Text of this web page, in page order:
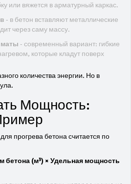
или вяжется в арматурный каркас.
- в бетон вставляют металлические
через саму массу.
- современный вариант: гибкие
которые кладут поверх
количества энергии. Но в
Мощность:
прогрева бетона считается по
бетона (м³) × Удельная мощность